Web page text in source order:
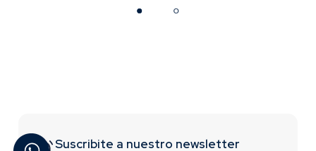
Suscribite a nuestro newsletter